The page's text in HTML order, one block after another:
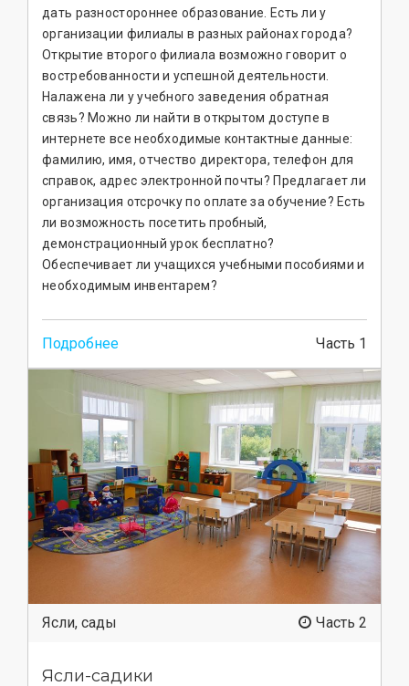
дать разностороннее образование. Есть ли у
организации филиалы в разных районах города?
Открытие второго филиала возможно говорит о
востребованности и успешной деятельности.
Налажена ли у учебного заведения обратная
связь? Можно ли найти в открытом доступе в
интернете все необходимые контактные данные:
фамилию, имя, отчество директора, телефон для
справок, адрес электронной почты? Предлагает ли
организация отсрочку по оплате за обучение? Есть
ли возможность посетить пробный,
демонстрационный урок бесплатно?
Обеспечивает ли учащихся учебными пособиями и
необходимым инвентарем?
Подробнее Часть 1
Ясли, сады Часть 2
Ясли-садики